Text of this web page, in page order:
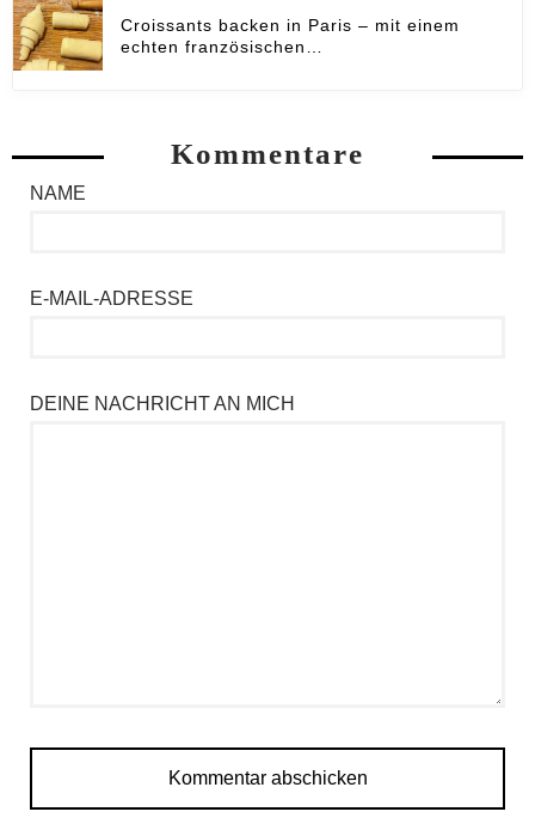
Croissants backen in Paris – mit einem
echten französischen…
Kommentare
NAME
E-MAIL-ADRESSE
DEINE NACHRICHT AN MICH